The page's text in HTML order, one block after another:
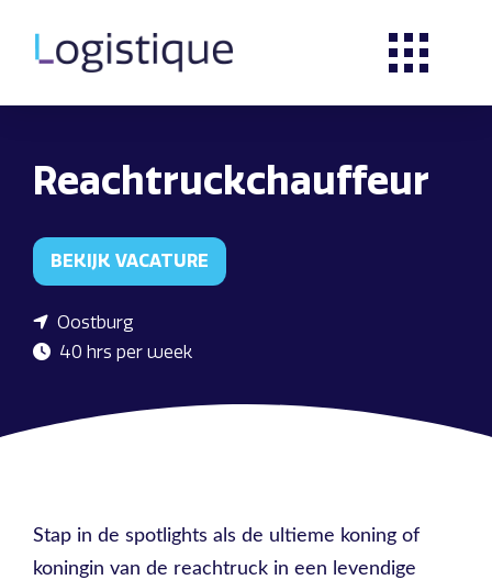
Reachtruckchauffeur
BEKIJK VACATURE
Oostburg
40 hrs per week
Stap in de spotlights als de ultieme koning of
koningin van de reachtruck in een levendige